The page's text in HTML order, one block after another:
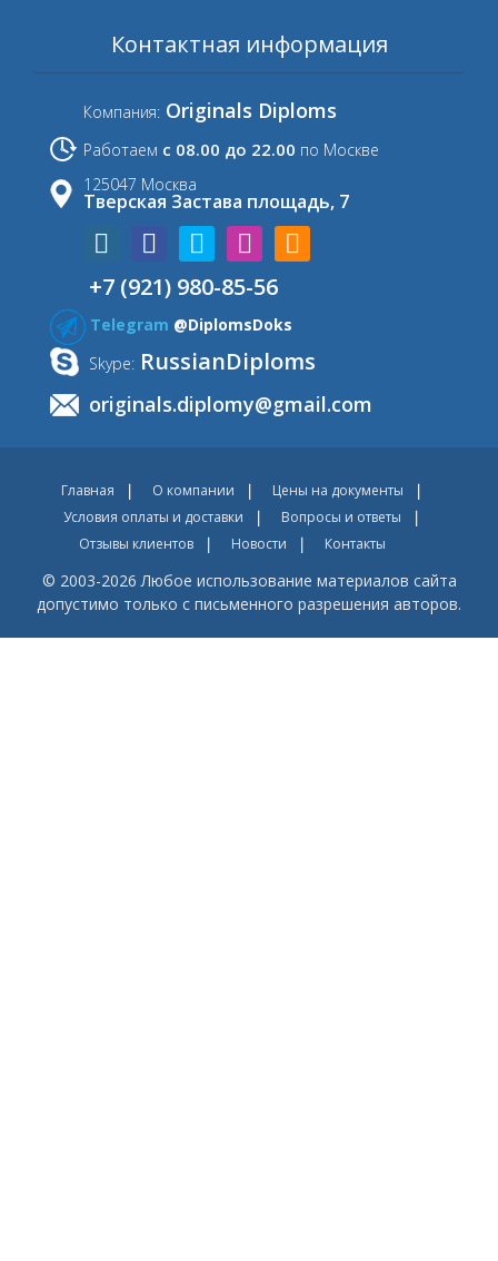
Контактная информация
Компания: Originals Diploms
Работаем с 08.00 до 22.00 по Москве
125047 Москва
Тверская Застава площадь, 7
+7 (921) 980-85-56
Telegram @DiplomsDoks
Skype: RussianDiploms
originals.diplomy@gmail.com
Главная О компании
Цены на документы
Условия оплаты и доставки
Вопросы и ответы
Отзывы клиентов
Новости Контакты
© 2003-2026 Любое использование материалов сайта
допустимо только с письменного разрешения авторов.